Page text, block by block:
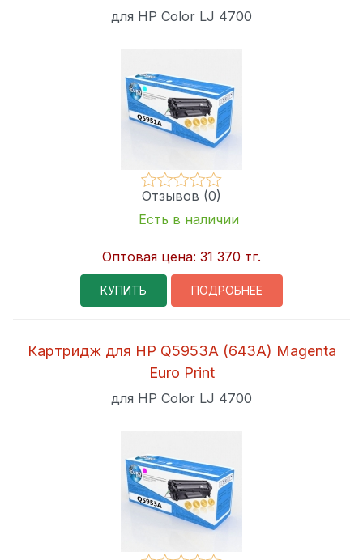
для HP Color LJ 4700
Отзывов (0)
Есть в наличии
Оптовая цена: 31 370 тг.
КУПИТЬ ПОДРОБНЕЕ
Картридж для HP Q5953A (643A) Magenta
Euro Print
для HP Color LJ 4700